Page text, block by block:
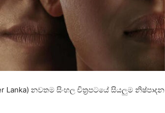
නවතම සිංහල චිත්‍රපටයේ සියලුම නිෂ්පාදන